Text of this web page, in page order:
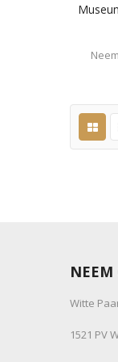
NEEM
Witte
1521 PV